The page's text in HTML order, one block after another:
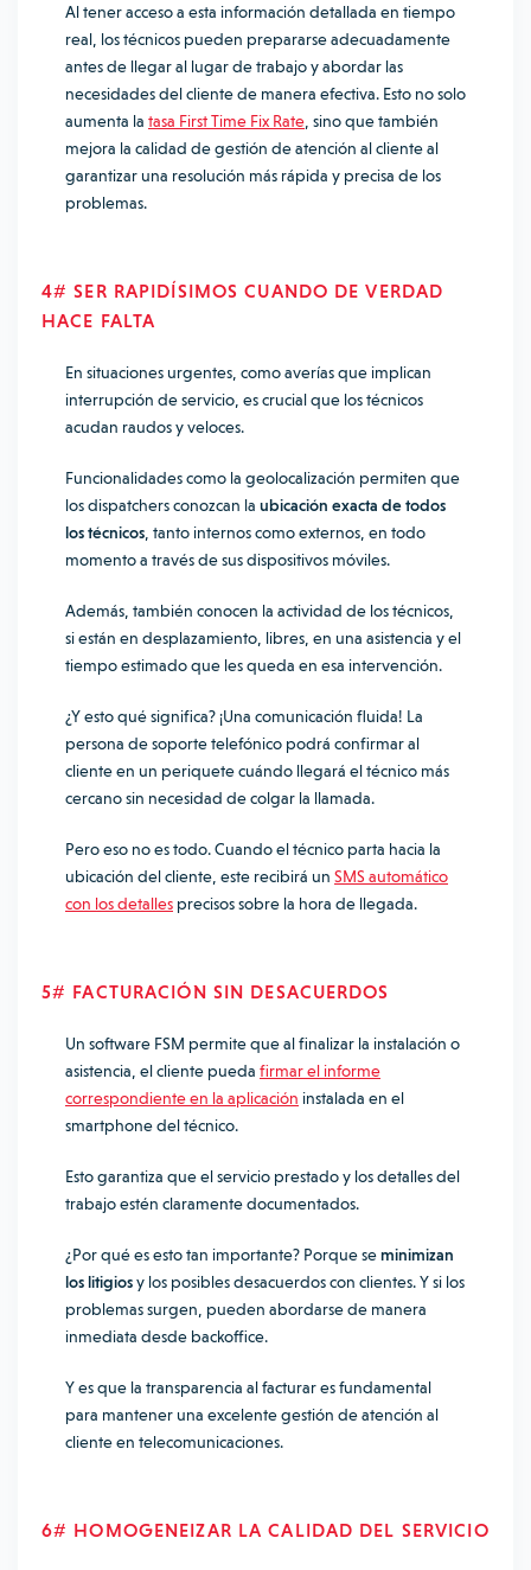
Al tener acceso a esta información detallada en tiempo
real, los técnicos pueden prepararse adecuadamente
antes de llegar al lugar de trabajo y abordar las
necesidades del cliente de manera efectiva. Esto no solo
aumenta la tasa First Time Fix Rate , sino que también
mejora la calidad de gestión de atención al cliente al
garantizar una resolución más rápida y precisa de los
problemas.
4# SER RAPIDÍSIMOS CUANDO DE VERDAD
HACE FALTA
En situaciones urgentes, como averías que implican
interrupción de servicio, es crucial que los técnicos
acudan raudos y veloces.
Funcionalidades como la geolocalización permiten que
los dispatchers conozcan la ubicación exacta de todos
los técnicos , tanto internos como externos, en todo
momento a través de sus dispositivos móviles.
Además, también conocen la actividad de los técnicos,
si están en desplazamiento, libres, en una asistencia y el
tiempo estimado que les queda en esa intervención.
¿Y esto qué significa? ¡Una comunicación fluida! La
persona de soporte telefónico podrá confirmar al
cliente en un periquete cuándo llegará el técnico más
cercano sin necesidad de colgar la llamada.
Pero eso no es todo. Cuando el técnico parta hacia la
ubicación del cliente, este recibirá un SMS automático
con los detalles precisos sobre la hora de llegada.
5# FACTURACIÓN SIN DESACUERDOS
Un software FSM permite que al finalizar la instalación o
asistencia, el cliente pueda firmar el informe
correspondiente en la aplicación instalada en el
smartphone del técnico.
Esto garantiza que el servicio prestado y los detalles del
trabajo estén claramente documentados.
¿Por qué es esto tan importante? Porque seminimizan
los litigiosy los posibles desacuerdos con clientes. Y si los
problemas surgen, pueden abordarse de manera
inmediata desde backoffice.
Y es que la transparencia al facturar es fundamental
para mantener una excelente gestión de atención al
cliente en telecomunicaciones.
6# HOMOGENEIZAR LA CALIDAD DEL SERVICIO